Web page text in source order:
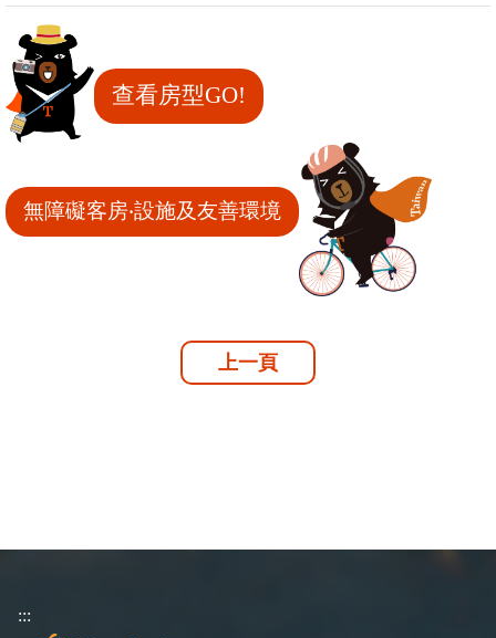
查看房型GO!
無障礙客房‧設施及友善環境
上一頁
:::